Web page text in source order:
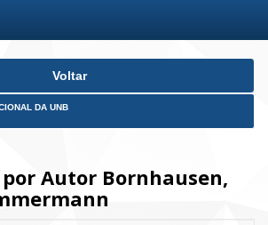
Voltar
DA UNB
Autor Bornhausen,